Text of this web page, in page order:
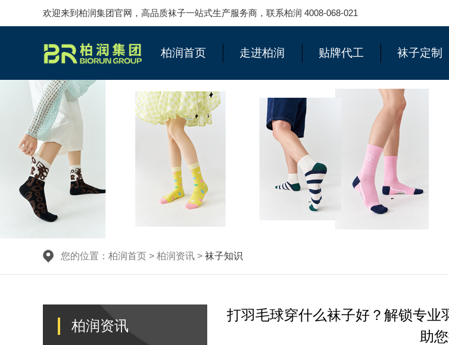
欢迎来到柏润集团官网，高品质袜子一站式生产服务商，联系柏润 4008-068-021
柏润首页 走进柏润 贴牌代工 袜子定制
您的位置： 柏润首页 > 柏润资讯 > 袜子知识
柏润资讯
打羽毛球穿什么袜子好？解锁专业
助